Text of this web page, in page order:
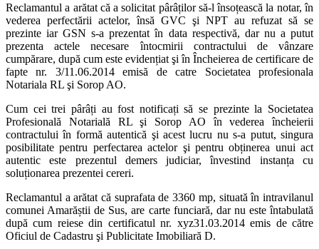
Reclamantul a arătat că a solicitat pârâților să-l însoțească la notar, în
vederea perfectării actelor, însă GVC şi NPT au refuzat să se
prezinte iar GSN s-a prezentat în data respectivă, dar nu a putut
prezenta actele necesare întocmirii contractului de vânzare
cumpărare, după cum este evidențiat şi în Încheierea de certificare de
fapte nr. 3/11.06.2014 emisă de catre Societatea profesionala
Notariala RL şi Sorop AO.
Cum cei trei pârâți au fost notificați să se prezinte la Societatea
Profesională Notarială RL şi Sorop AO în vederea încheierii
contractului în formă autentică şi acest lucru nu s-a putut, singura
posibilitate pentru perfectarea actelor şi pentru obținerea unui act
autentic este prezentul demers judiciar, învestind instanța cu
soluționarea prezentei cereri.
Reclamantul a arătat că suprafata de 3360 mp, situată în intravilanul
comunei Amarăștii de Sus, are carte funciară, dar nu este întabulată
după cum reiese din certificatul nr. xyz31.03.2014 emis de către
Oficiul de Cadastru şi Publicitate Imobiliară D.